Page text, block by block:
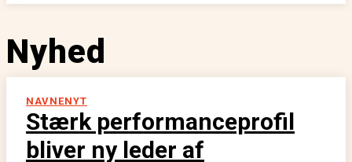
Nyhed
NAVNENYT
Stærk performanceprofil
bliver ny leder af